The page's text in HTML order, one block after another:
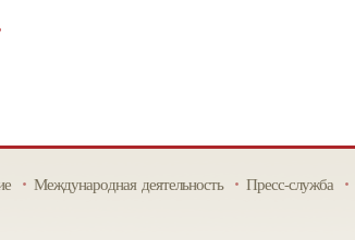
Международная деятельность Пресс-служба